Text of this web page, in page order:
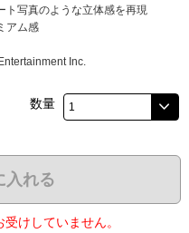
ト写真のような立体感を再現
アム感
Inc.
数量
入れる
けしていません。